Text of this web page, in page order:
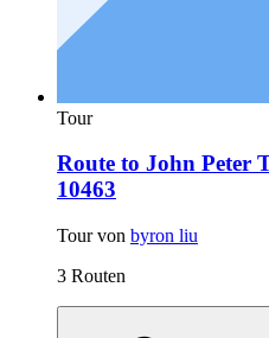
Tour
Route to John Peter
10463
Tour von byron liu
3 Routen